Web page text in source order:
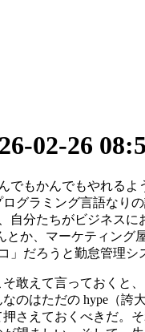
02-26
もかんでもやれる
グラミング言語なり
分たちがビジネス
か、マーケティン
だろうと勤怠管理シ
えて言っておくと
のはただの hype（
さえておくべきだ。